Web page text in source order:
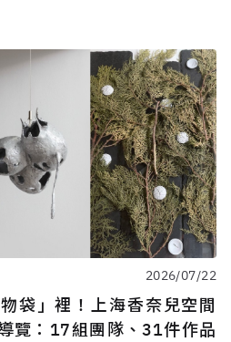
2026/07/22
袋」裡！上海香奈兒空間
覽：17組團隊、31件作品